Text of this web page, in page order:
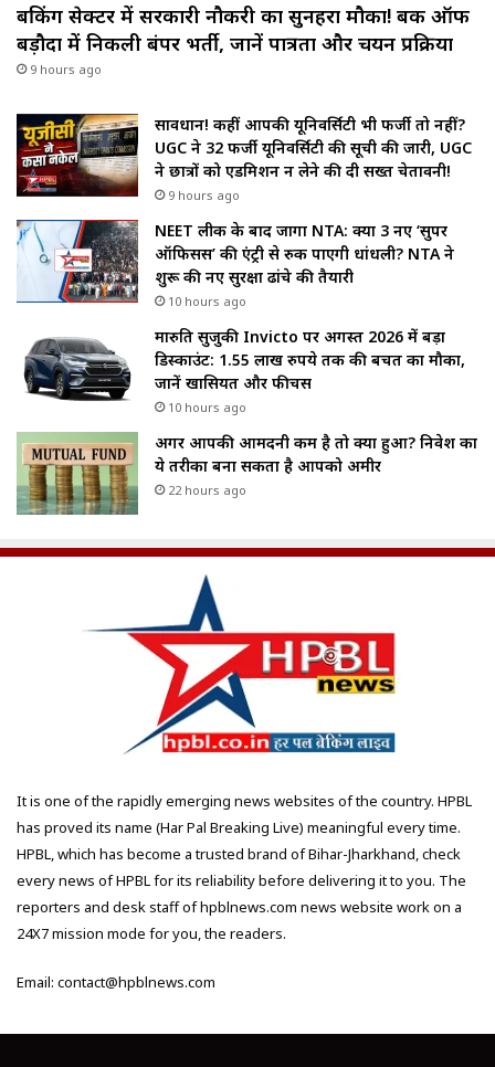
बैंकिंग सेक्टर में सरकारी नौकरी का सुनहरा मौका! बैंक ऑफ
बड़ौदा में निकली बंपर भर्ती, जानें पात्रता और चयन प्रक्रिया
9 hours ago
सावधान! कहीं आपकी यूनिवर्सिटी भी फर्जी तो नहीं?
UGC ने 32 फर्जी यूनिवर्सिटी की सूची की जारी, UGC
ने छात्रों को एडमिशन न लेने की दी सख्त चेतावनी!
9 hours ago
NEET लीक के बाद जागा NTA: क्या 3 नए ‘सुपर
ऑफिसर्स’ की एंट्री से रुक पाएगी धांधली? NTA ने
शुरू की नए सुरक्षा ढांचे की तैयारी
10 hours ago
मारुति सुजुकी Invicto पर अगस्त 2026 में बड़ा
डिस्काउंट: 1.55 लाख रुपये तक की बचत का मौका,
जानें खासियत और फीचर्स
10 hours ago
अगर आपकी आमदनी कम है तो क्या हुआ? निवेश का
ये तरीका बना सकता है आपको अमीर
22 hours ago
It is one of the rapidly emerging news websites of the country. HPBL
has proved its name (Har Pal Breaking Live) meaningful every time.
HPBL, which has become a trusted brand of Bihar-Jharkhand, check
every news of HPBL for its reliability before delivering it to you. The
reporters and desk staff of hpblnews.com news website work on a
24X7 mission mode for you, the readers.
Email: contact@hpblnews.com